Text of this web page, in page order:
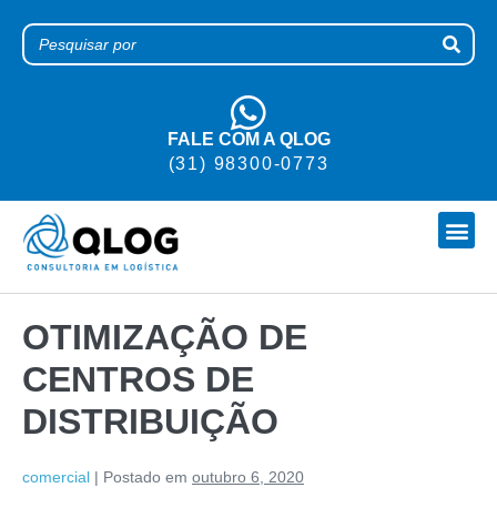
FALE COM A QLOG
(31) 98300-0773
OTIMIZAÇÃO DE
CENTROS DE
DISTRIBUIÇÃO
comercial | Postado em outubro 6, 2020